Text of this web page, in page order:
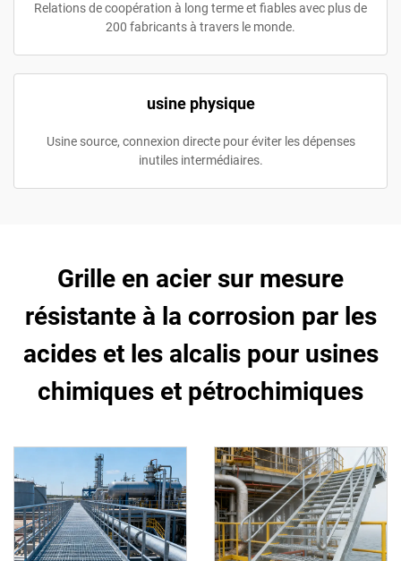
Relations de coopération à long terme et fiables avec plus de
200 fabricants à travers le monde.
usine physique
Usine source, connexion directe pour éviter les dépenses
inutiles intermédiaires.
Grille en acier sur mesure
résistante à la corrosion par les
acides et les alcalis pour usines
chimiques et pétrochimiques